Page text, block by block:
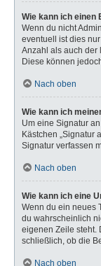
Wie kann ich einen
Wenn du nicht
eventuell ist dies
Anzahl als auch der
Diese können
Nach oben
Wie kann ich
Um eine Signatur
Kästchen
Signatur verfassen
Nach oben
Wie kann ich eine
Wenn du ein neues
du wahrscheinlich
eigenen Zeile steht.
schließlich, ob die
Nach oben